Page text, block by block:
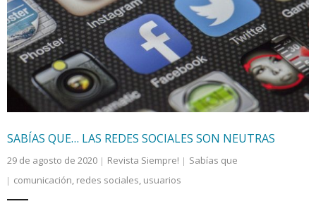
electoral, ocurren diariamente hechos de violencia
cada vez más salvajes.
SABÍAS QUE… LAS REDES SOCIALES SON NEUTRAS
29 de agosto de 2020 Revista Siempre!
Sabías que
comunicación, redes sociales, usuarios